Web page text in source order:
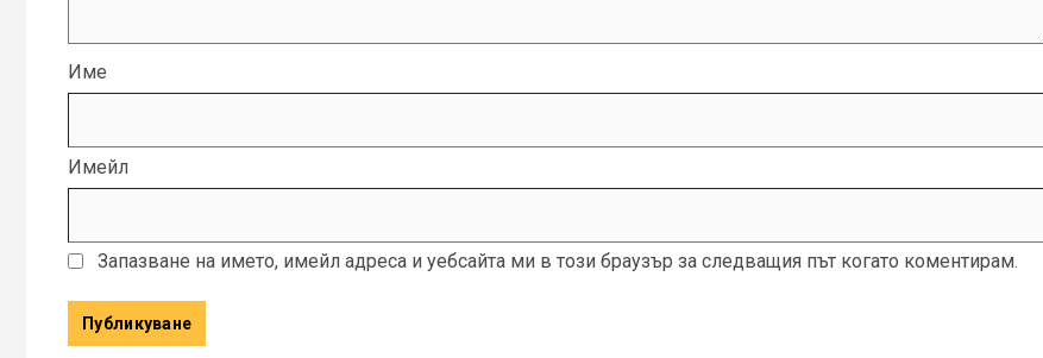
Име
Имейл
Запазване на името, имейл адреса и уебсайта ми в този браузър за следващия път когато коментирам.